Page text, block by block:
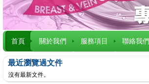
首頁 關於我們 服務項目 聯絡我們
最近瀏覽過文件
沒有最新文件。